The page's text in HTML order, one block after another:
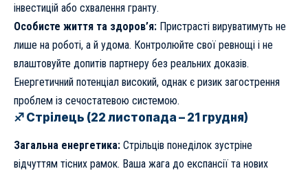
інвестицій або схвалення гранту.
Особисте життя та здоров’я: Пристрасті вируватимуть не
лише на роботі, а й удома. Контролюйте свої ревнощі і не
влаштовуйте допитів партнеру без реальних доказів.
Енергетичний потенціал високий, однак є ризик загострення
проблем із сечостатевою системою.
♐ Стрілець (22 листопада – 21 грудня)
Загальна енергетика: Стрільців понеділок зустріне
відчуттям тісних рамок. Ваша жага до експансії та нових